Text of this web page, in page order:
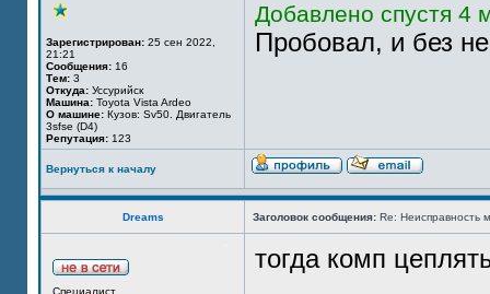
Зарегистрирован: 25 сен 2022,
21:21
Сообщения: 16
Тем: 3
Откуда: Уссурийск
Машина: Toyota Vista Ardeo
О машине: Кузов: Sv50. Двигатель
3sfse (D4)
Репутация: 123
Добавлено спустя 4
Пробовал, и без
Вернуться к началу
Dreams Заголовок сообщения: Re: Неисправность
Специалист
тогда комп